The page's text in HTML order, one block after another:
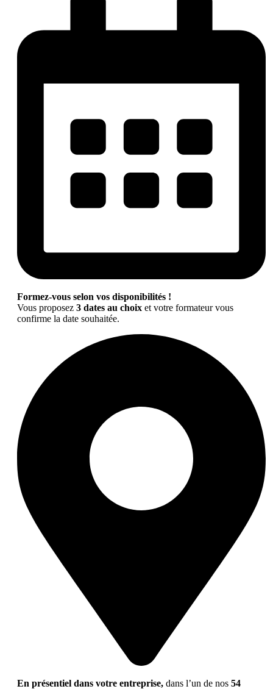
Formez-vous selon vos disponibilités !
Vous proposez 3 dates au choix et votre formateur vous
confirme la date souhaitée.
En présentiel dans votre entreprise, dans l’un de nos 54